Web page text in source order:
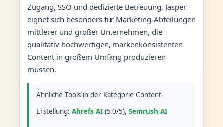
Zugang, SSO und dedizierte Betreuung. Jasper
eignet sich besonders für Marketing-Abteilungen
mittlerer und großer Unternehmen, die
qualitativ hochwertigen, markenkonsistenten
Content in großem Umfang produzieren
müssen.
Ähnliche Tools in der Kategorie Content-
Erstellung: Ahrefs AI(5.0/5), Semrush AI